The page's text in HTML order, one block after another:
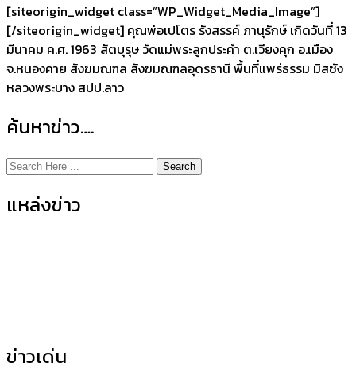
[siteorigin_widget class=”WP_Widget_Media_Image”]
[/siteorigin_widget] คุณพ่อเปโตร รังสรรค์ ภานุรักษ์ เกิดวันที่ 13
มีนาคม ค.ศ. 1963 สัตบุรุษ วัดแม่พระลูกประคำ ต.เวียงคุก อ.เมือง
จ.หนองคาย สังฆมณฑล สังฆมณฑลอุดรธานี พื้นที่แพร่ธรรม มิสซัง
หลวงพระบาง สปป.ลาว
ค้นหาข่าว….
Search
แหล่งข่าว
ข่าวเด่น